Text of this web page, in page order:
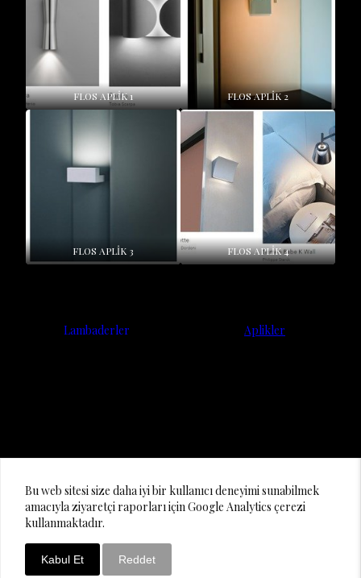
FLOS APLİK 1 FLOS APLİK 2
FLOS APLİK 3 FLOS APLİK 4
Lambaderler Aplikler
Bu web sitesi size daha iyi bir kullanıcı deneyimi sunabilmek
amacıyla ziyaretçi raporları için Google Analytics çerezi
kullanmaktadır.
Kabul Et Reddet
© 2020 Lighting Design Studio